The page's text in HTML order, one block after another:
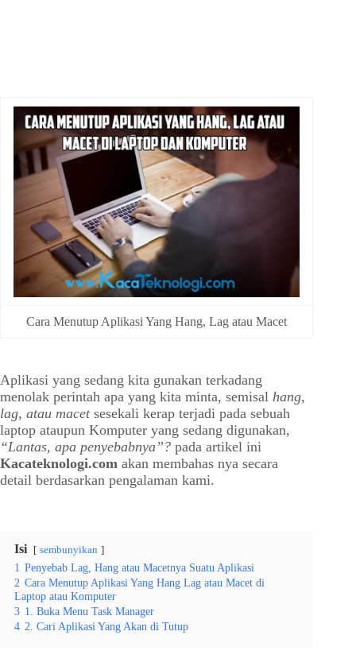
Cara Menutup Aplikasi Yang Hang, Lag atau Macet
Aplikasi yang sedang kita gunakan terkadang
menolak perintah apa yang kita minta, semisal hang,
lag, atau macet sesekali kerap terjadi pada sebuah
laptop ataupun Komputer yang sedang digunakan,
“Lantas, apa penyebabnya”? pada artikel ini
Kacateknologi.com akan membahas nya secara
detail berdasarkan pengalaman kami.
Isi sembunyikan
1 Penyebab Lag, Hang atau Macetnya Suatu Aplikasi
2 Cara Menutup Aplikasi Yang Hang Lag atau Macet di
Laptop atau Komputer
3 1. Buka Menu Task Manager
4 2. Cari Aplikasi Yang Akan di Tutup